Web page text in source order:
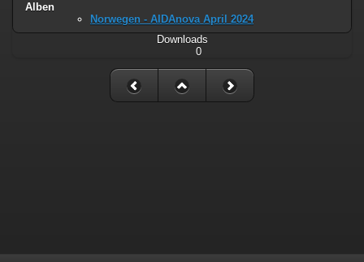
Alben
Norwegen - AIDAnova April 2024
Downloads
0